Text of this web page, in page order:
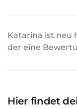
Katarina ist neu
der eine
Hier findet